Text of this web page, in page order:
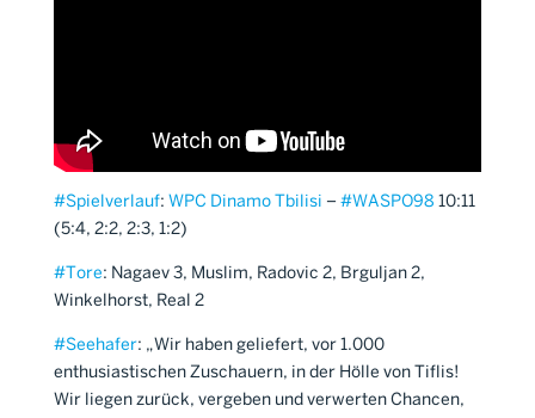
#Spielverlauf: WPC Dinamo Tbilisi – #WASPO98 10:11
(5:4, 2:2, 2:3, 1:2)
#Tore: Nagaev 3, Muslim, Radovic 2, Brguljan 2,
Winkelhorst, Real 2
#Seehafer: „Wir haben geliefert, vor 1.000
enthusiastischen Zuschauern, in der Hölle von Tiflis!
Wir liegen zurück, vergeben und verwerten Chancen,